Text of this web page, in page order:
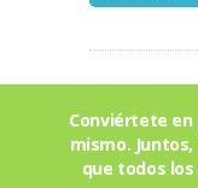
Conviértete
mismo.
que todos